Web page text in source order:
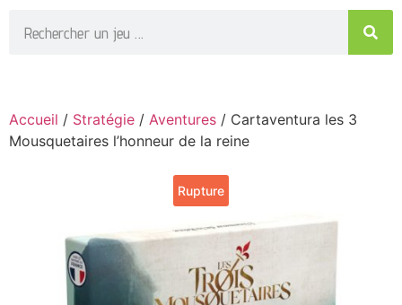
Accueil / Stratégie / Aventures / Cartaventura les 3
Mousquetaires l’honneur de la reine
Rupture